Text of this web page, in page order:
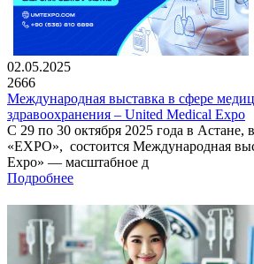
02.05.2025
2666
Международная выставка в сфере
здравоохранения – United Medical Expo
С 29 по 30 октября 2025 года в Астане,
«EXPO», состоится Международная
Expo» — масштабное д
Подробнее